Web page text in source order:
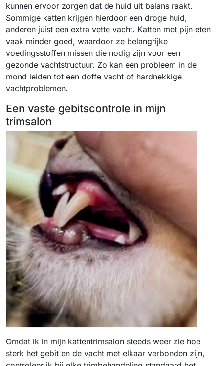
kunnen ervoor zorgen dat de huid uit balans raakt.
Sommige katten krijgen hierdoor een droge huid,
anderen juist een extra vette vacht. Katten met pijn eten
vaak minder goed, waardoor ze belangrijke
voedingsstoffen missen die nodig zijn voor een
gezonde vachtstructuur. Zo kan een probleem in de
mond leiden tot een doffe vacht of hardnekkige
vachtproblemen.
Een vaste gebitscontrole in mijn
trimsalon
Omdat ik in mijn kattentrimsalon steeds weer zie hoe
sterk het gebit en de vacht met elkaar verbonden zijn,